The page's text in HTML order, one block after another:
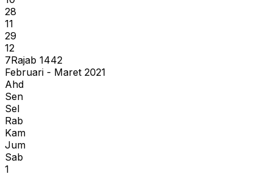
28
11
29
12
7Rajab 1442
Februari - Maret 2021
Ahd
Sen
Sel
Rab
Kam
Jum
Sab
1